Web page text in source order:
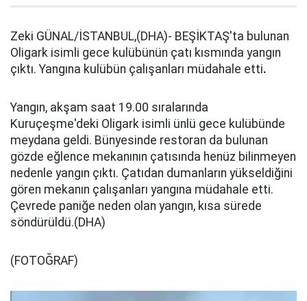
Zeki GÜNAL/İSTANBUL,(DHA)- BEŞİKTAŞ'ta bulunan
Oligark isimli gece kulübünün çatı kısmında yangın
çıktı. Yangına kulübün çalışanları müdahale etti.
Yangın, akşam saat 19.00 sıralarında
Kuruçeşme'deki Oligark isimli ünlü gece kulübünde
meydana geldi. Bünyesinde restoran da bulunan
gözde eğlence mekanının çatısında henüz bilinmeyen
nedenle yangın çıktı. Çatıdan dumanların yükseldiğini
gören mekanın çalışanları yangına müdahale etti.
Çevrede paniğe neden olan yangın, kısa sürede
söndürüldü.(DHA)
(FOTOĞRAF)